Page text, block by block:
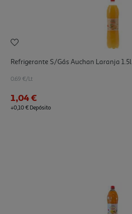
Refrigerante S/gás Auchan Laranja 1.5l
0.69 €/Lt
1,04 €
+0,10 € Depósito